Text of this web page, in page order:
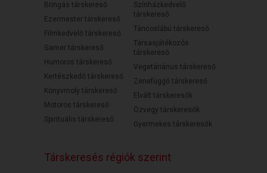
Bringás társkereső
Ezermester társkereső
Filmkedvelő társkereső
Gamer társkereső
Humoros társkereső
Kertészkedő társkereső
Könyvmoly társkereső
Motoros társkereső
Spirituális társkereső
Színházkedvelő
társkereső
Táncoslábú társkereső
Társasjátékozós
társkereső
Vegetáriánus társkereső
Zenefüggő társkereső
Elvált társkeresők
Özvegy társkeresők
Gyermekes társkeresők
Társkeresés régiók szerint